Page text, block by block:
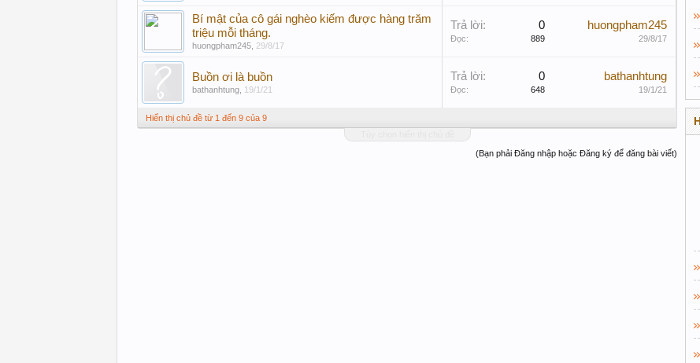
Bí mật của cô gái nghèo kiếm được hàng trăm
triệu mỗi tháng.
huongpham245 29/8/17
Trả lời: 0
Đọc: 889
huongpham245
29/8/17
Buồn ơi là buồn
bathanhtung 19/1/21
Trả lời: 0
Đọc: 648
bathanhtung
19/1/21
Hiển thị chủ đề từ 1 đến 9 của 9
(Bạn phải Đăng nhập hoặc Đăng ký để đăng bài viết)